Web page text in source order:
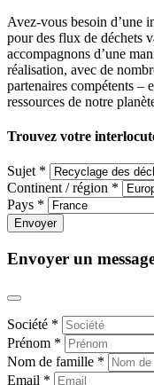
Avez-vous besoin d’une
pour des flux de déchets
accompagnons d’une
réalisation, avec de
partenaires compétents –
ressources de notre
Trouvez votre
Sujet *
Continent / région *
Pays *
Envoyer un
Société *
Prénom *
Nom de famille *
Email *